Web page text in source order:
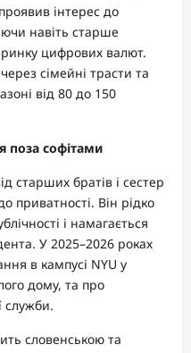
інтерес до
навіть старше
цифрових валют.
сімейні трасти та
від 80 до 150
поза софітами
старших братів і сестер
приватності. Він рідко
і намагається
У 2025–2026 роках
в кампусі NYU у
дому, та про
служби.
словенською та